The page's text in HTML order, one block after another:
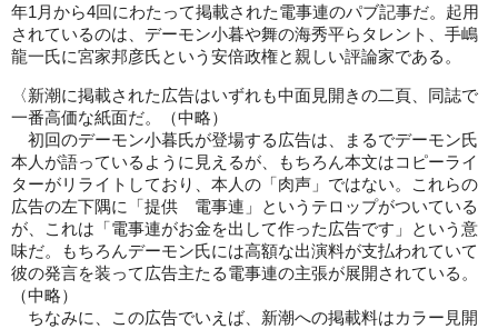
年1月から4回にわたって掲載された電事連のパブ記事だ。起用
されているのは、デーモン小暮や舞の海秀平らタレント、手嶋
龍一氏に宮家邦彦氏という安倍政権と親しい評論家である。
〈新潮に掲載された広告はいずれも中面見開きの二頁、同誌で
一番高価な紙面だ。（中略）
初回のデーモン小暮氏が登場する広告は、まるでデーモン氏
本人が語っているように見えるが、もちろん本文はコピーライ
ターがリライトしており、本人の「肉声」ではない。これらの
広告の左下隅に「提供 電事連」というテロップがついている
が、これは「電事連がお金を出して作った広告です」という意
味だ。もちろんデーモン氏には高額な出演料が支払われていて
彼の発言を装って広告主たる電事連の主張が展開されている。
（中略）
ちなみに、この広告でいえば、新潮への掲載料はカラー見開